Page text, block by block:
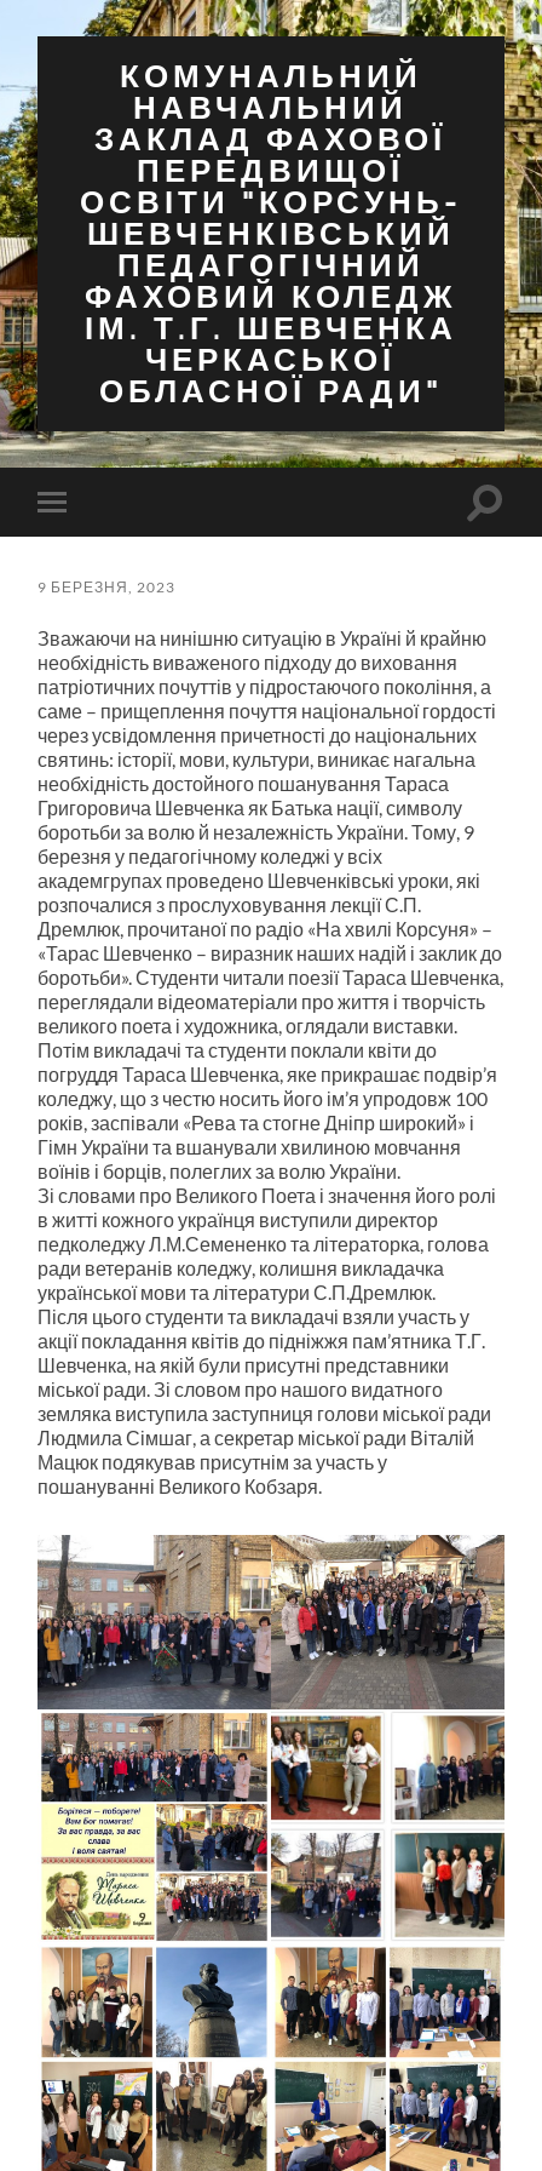
КОМУНАЛЬНИЙ
НАВЧАЛЬНИЙ
ЗАКЛАД ФАХОВОЇ
ПЕРЕДВИЩОЇ
ОСВІТИ "КОРСУНЬ-
ШЕВЧЕНКІВСЬКИЙ
ПЕДАГОГІЧНИЙ
ФАХОВИЙ КОЛЕДЖ
ІМ. Т.Г. ШЕВЧЕНКА
ЧЕРКАСЬКОЇ
ОБЛАСНОЇ РАДИ"
Перемкнути
мобільне
9 БЕРЕЗНЯ, 2023
Зважаючи на нинішню ситуацію в Україні й крайню
необхідність виваженого підходу до виховання
патріотичних почуттів у підростаючого покоління, а
саме – прищеплення почуття національної гордості
через усвідомлення причетності до національних
святинь: історії, мови, культури, виникає нагальна
необхідність достойного пошанування Тараса
Григоровича Шевченка як Батька нації, символу
боротьби за волю й незалежність України. Тому, 9
березня у педагогічному коледжі у всіх
академгрупах проведено Шевченківські уроки, які
розпочалися з прослуховування лекції С.П.
Дремлюк, прочитаної по радіо «На хвилі Корсуня» –
«Тарас Шевченко – виразник наших надій і заклик до
боротьби». Студенти читали поезії Тараса Шевченка,
переглядали відеоматеріали про життя і творчість
великого поета і художника, оглядали виставки.
Потім викладачі та студенти поклали квіти до
погруддя Тараса Шевченка, яке прикрашає подвір’я
коледжу, що з честю носить його ім’я упродовж 100
років, заспівали «Рева та стогне Дніпр широкий» і
Гімн України та вшанували хвилиною мовчання
воїнів і борців, полеглих за волю України.
Зі словами про Великого Поета і значення його ролі
в житті кожного українця виступили директор
педколеджу Л.М.Семененко та літераторка, голова
ради ветеранів коледжу, колишня викладачка
української мови та літератури С.П.Дремлюк.
Після цього студенти та викладачі взяли участь у
акції покладання квітів до підніжжя пам’ятника Т.Г.
Шевченка, на якій були присутні представники
міської ради. Зі словом про нашого видатного
земляка виступила заступниця голови міської ради
Людмила Сімшаг, а секретар міської ради Віталій
Мацюк подякував присутнім за участь у
пошануванні Великого Кобзаря.